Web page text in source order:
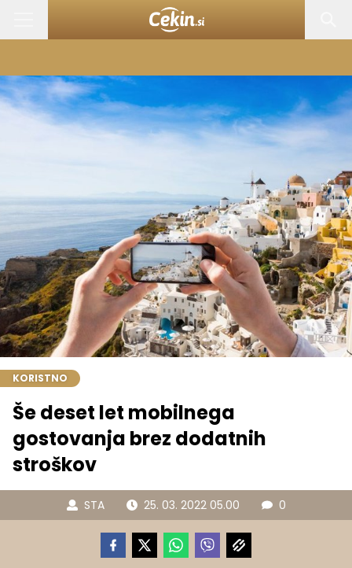
KORISTNO
Še deset let mobilnega
gostovanja brez dodatnih
stroškov
STA 25. 03. 2022 05.00 0